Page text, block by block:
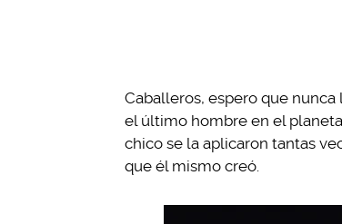
Caballeros, espero que nunca
el último hombre en el
chico se la aplicaron tantas
que él mismo creó.